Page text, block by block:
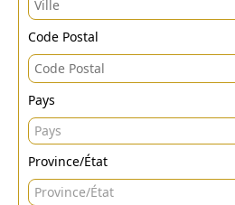
Code Postal
Pays
Pays
Province/État
Province/État